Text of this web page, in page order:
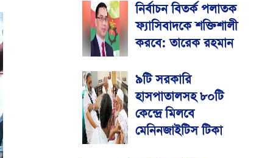
নির্বাচন বিতর্ক পলাতক
ফ্যাসিবাদকে শক্তিশালী
করবে: তারেক রহমান
৯টি সরকারি
হাসপাতালসহ ৮০টি
কেন্দ্রে মিলবে
মেনিনজাইটিস টিকা